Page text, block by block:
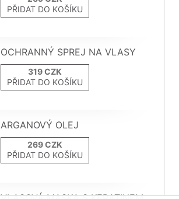
PŘIDAT DO KOŠÍKU
OCHRANNÝ SPREJ NA VLASY
PŘIDAT DO KOŠÍKU
ARGANOVÝ OLEJ
PŘIDAT DO KOŠÍKU